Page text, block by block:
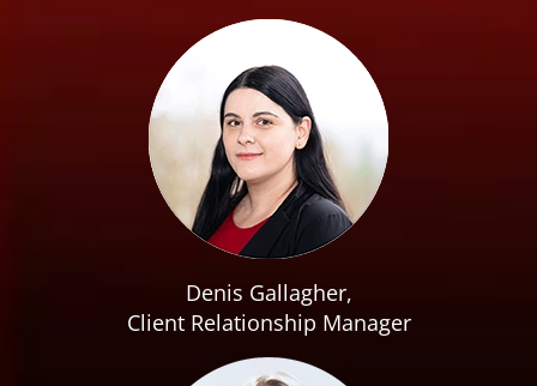
Denis Gallagher,
Client Relationship Manager